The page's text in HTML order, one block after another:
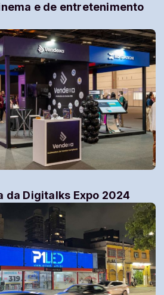
e de entretenimento
da Digitalks Expo 2024